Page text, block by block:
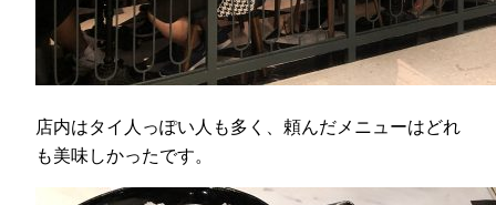
店内はタイ人っぽい人も多く、頼んだメニューはどれ
も美味しかったです。